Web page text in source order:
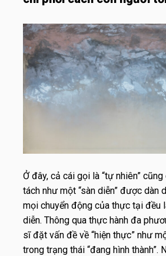
Ở đây, cả cái gọi là “tự nhiên”
tách như một “sàn diễn” được dàn
mọi chuyển động của thực tại đều
diễn. Thông qua thực hành đa
sĩ đặt vấn đề về “hiện thực” như
trong trạng thái “đang hình